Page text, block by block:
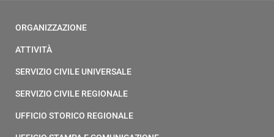
ORGANIZZAZIONE
ATTIVITÀ
SERVIZIO CIVILE UNIVERSALE
SERVIZIO CIVILE REGIONALE
UFFICIO STORICO REGIONALE